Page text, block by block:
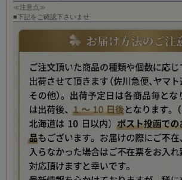
≪注意点≫
■下記をご確認下さいませ